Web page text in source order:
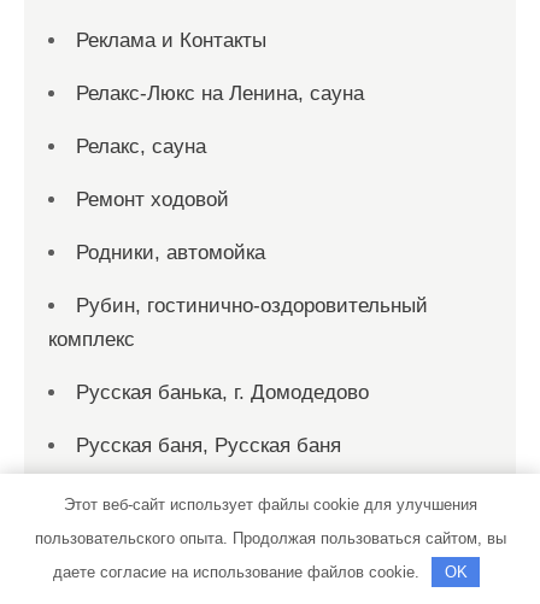
Реклама и Контакты
Релакс-Люкс на Ленина, сауна
Релакс, сауна
Ремонт ходовой
Родники, автомойка
Рубин, гостинично-оздоровительный
комплекс
Русская банька, г. Домодедово
Русская баня, Русская баня
Русский финн, баня-сауна
Рыбка, сауна
Этот веб-сайт использует файлы cookie для улучшения
пользовательского опыта. Продолжая пользоваться сайтом, вы
даете согласие на использование файлов cookie.
OK